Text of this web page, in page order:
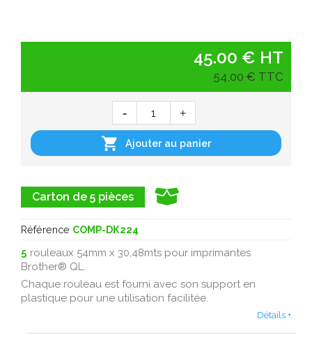
Carton de 5 pièces
Référence COMP-DK224
5 rouleaux 54mm x 30,48mts pour imprimantes
Brother® QL.
Chaque rouleau est fourni avec son support en
plastique pour une utilisation facilitée.
Détails +
45.00 € HT
54,00 € TTC
 Ajouter au panier